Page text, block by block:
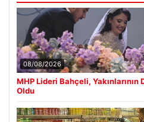
08/08/2026
MHP Lideri Bahçeli,
Oldu